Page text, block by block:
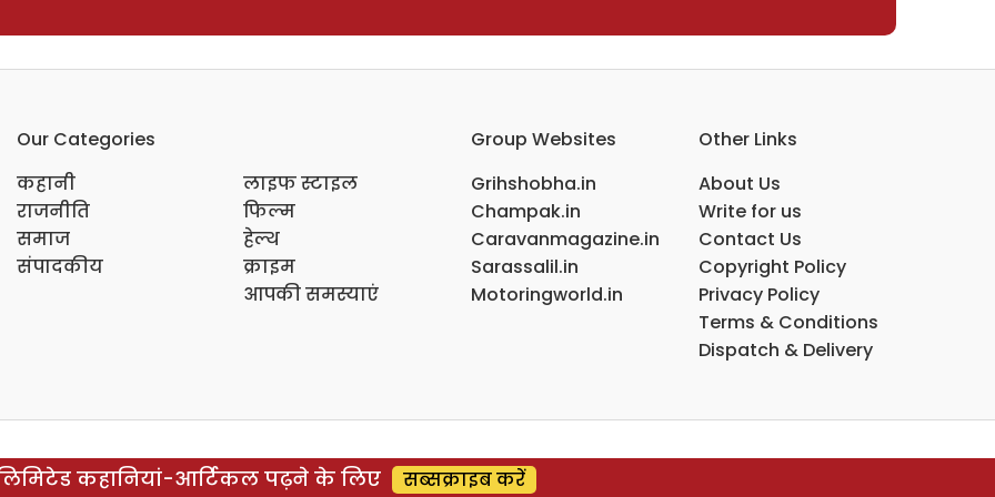
Our Categories
कहानी
राजनीति
समाज
संपादकीय
लाइफ स्टाइल
फिल्म
हेल्थ
क्राइम
आपकी समस्याएं
Group Websites
Grihshobha.in
Champak.in
Caravanmagazine.in
Sarassalil.in
Motoringworld.in
Other Links
About Us
Write for us
Contact Us
Copyright Policy
Privacy Policy
Terms & Conditions
Dispatch & Delivery
कहानियां-आर्टिकल पढ़ने के लिए सब्सक्राइब करें